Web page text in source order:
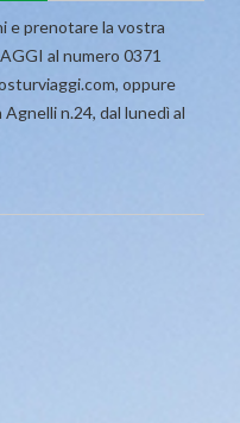
e prenotare la vostra
al numero 0371
oppure
n.24, dal lunedì al